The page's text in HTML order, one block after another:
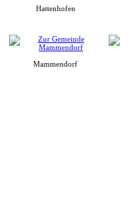
Hattenhofen
Mammendorf